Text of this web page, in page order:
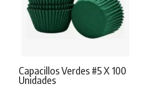
Capacillos Verdes #5 X 100
Unidades